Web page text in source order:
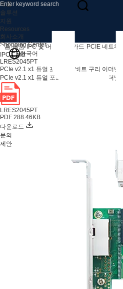
제품
솔루션
지원
Resources
회사소개
Shopping Center
한국어
홈 제품 IPC 및 머신 비전 카드 PCIE 네트워
IPC Card
LRES2045PT
PCIe v2.1 x1 듀얼 포트 기가비트 구리 이더넷
PCIe v2.1 x1 듀얼 포트 기가비트 구리 이더넷
LRES2045PT
PDF 288.46KB
다운로드
문의
제안